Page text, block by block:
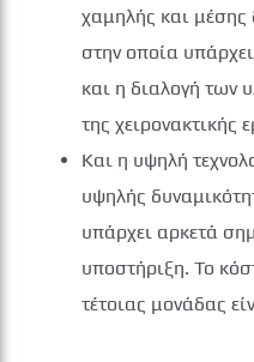
χαμηλής και μέσης
στην οποία
και η διαλογή των
της χειρονακτικής
Και η υψηλή
υψηλής
υπάρχει αρκετά
υποστήριξη. Το
τέτοιας μονάδας